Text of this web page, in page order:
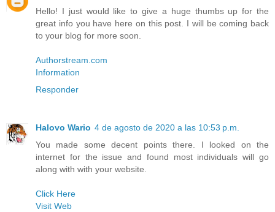
Hello! I just would like to give a huge thumbs up for the
great info you have here on this post. I will be coming back
to your blog for more soon.
Authorstream.com
Information
Responder
Halovo Wario 4 de agosto de 2020 a las 10:53 p.m.
You made some decent points there. I looked on the
internet for the issue and found most individuals will go
along with with your website.
Click Here
Visit Web